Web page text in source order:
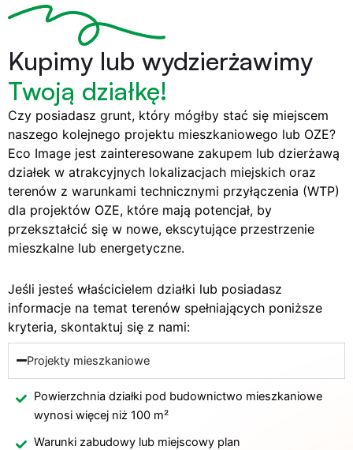
Kupimy lub wydzierżawimy
Twoją działkę!
Czy posiadasz grunt, który mógłby stać się miejscem
naszego kolejnego projektu mieszkaniowego lub OZE?
Eco Image jest zainteresowane zakupem lub dzierżawą
działek w atrakcyjnych lokalizacjach miejskich oraz
terenów z warunkami technicznymi przyłączenia (WTP)
dla projektów OZE, które mają potencjał, by
przekształcić się w nowe, ekscytujące przestrzenie
mieszkalne lub energetyczne.
Jeśli jesteś właścicielem działki lub posiadasz
informacje na temat terenów spełniających poniższe
kryteria, skontaktuj się z nami:
Projekty mieszkaniowe
Powierzchnia działki pod budownictwo mieszkaniowe
wynosi więcej niż 100 m²
Warunki zabudowy lub miejscowy plan